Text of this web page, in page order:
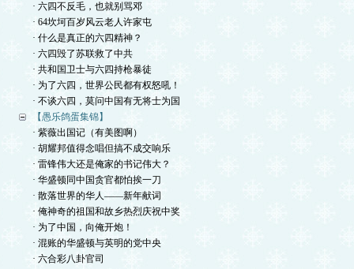
· 六四不反毛，也就别骂邓
· 64坎坷百岁风云老人许家屯
· 什么是真正的六四精神？
· 六四毁了苏联救了中共
· 共和国卫士与六四持枪暴徒
· 为了六四，世界公民都有权怒吼！
· 不谈六四，莫问中国有无将士为国
【愚乐鸽蛋集锦】
· 紫薇出国记（有美图啊）
· 胡耀邦值得念唱但搞不成交响乐
· 雷锋伟大还是俺家的书记伟大？
· 华盛顿同中国贪官都怕挨一刀
· 散落世界的华人——新年献词
· 俺神奇的祖国和故乡热烈庆祝中奖
· 为了中国，向俺开炮！
· 混账的华盛顿与英明的党中央
· 六合彩八卦官司